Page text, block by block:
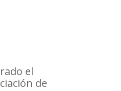
el
de